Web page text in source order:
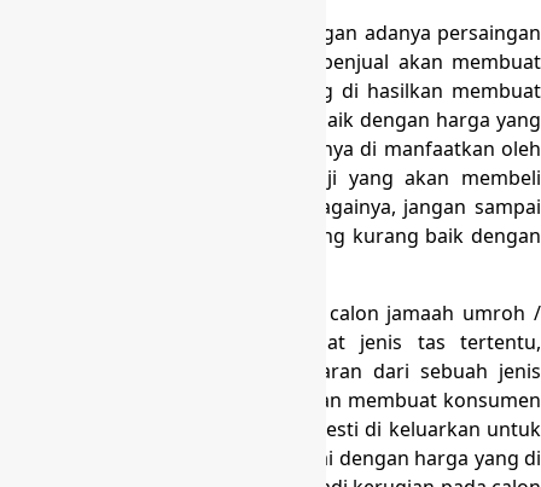
Konsumen akan di untungkan dengan adanya persaingan
antara penjual. Persaingan antar penjual akan membuat
produk dari pabrik tas koper yang di hasilkan membuat
produk yang punya kualitas yang baik dengan harga yang
semurah mungkin. Hal ini seharusnya di manfaatkan oleh
calon jamaah umroh maupun haji yang akan membeli
peralatan seperti tas dan lain sebagainya, jangan sampai
medapatkan tas denga kualitas yang kurang baik dengan
Hal yang perlu di perhatikan oleh calon jamaah umroh /
haji ialah menyiapkan harga buat jenis tas tertentu,
dengan di ketahuinya harga pasaran dari sebuah jenis
barang yang berada di pasaran akan membuat konsumen
mengetahui berapa rupiah yang mesti di keluarkan untuk
dapat memperoleh tas koper sesuai dengan harga yang di